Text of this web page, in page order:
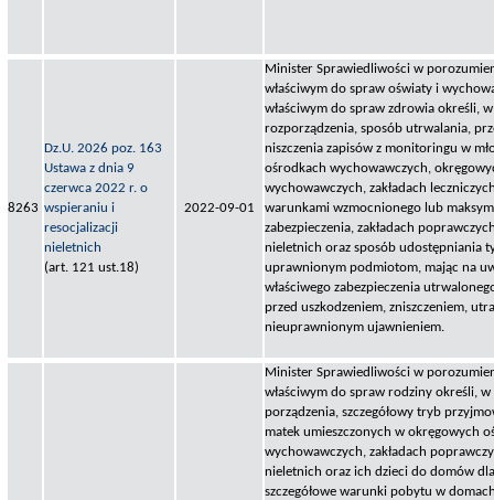
8263
Dz.U. 2026 poz. 163
Ustawa z dnia 9
czerwca 2022 r. o
wspieraniu i
resocjalizacji
nieletnich
(art. 121 ust.18)
2022-09-01
Minister Sprawiedliwości w
właściwym do spraw oświaty i
właściwym do spraw zdrowia określi,
rozporządzenia, sposób utrwalania,
niszczenia zapisów z monitoringu w
ośrodkach wychowawczych,
wychowawczych, zakładach
warunkami wzmocnionego lub
zabezpieczenia, zakładach
nieletnich oraz sposób udostępniania
uprawnionym podmiotom, mając na
właściwego zabezpieczenia
przed uszkodzeniem, zniszczeniem,
nieuprawnionym ujawnieniem.
Minister Sprawiedliwości w
właściwym do spraw rodziny określi,
porządzenia, szczegółowy tryb
matek umieszczonych w okręgowych
wychowawczych, zakładach
nieletnich oraz ich dzieci do domów
szczegółowe warunki pobytu w